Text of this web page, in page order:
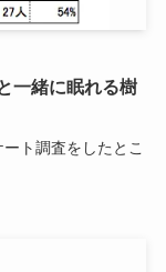
一緒に眠れる樹
ト調査をしたとこ